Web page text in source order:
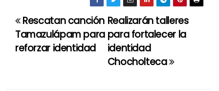
N
a
Realizarán talleres
para fortalecer la
identidad
Chocholteca
Rescatan canción
Tamazulápam para
reforzar identidad